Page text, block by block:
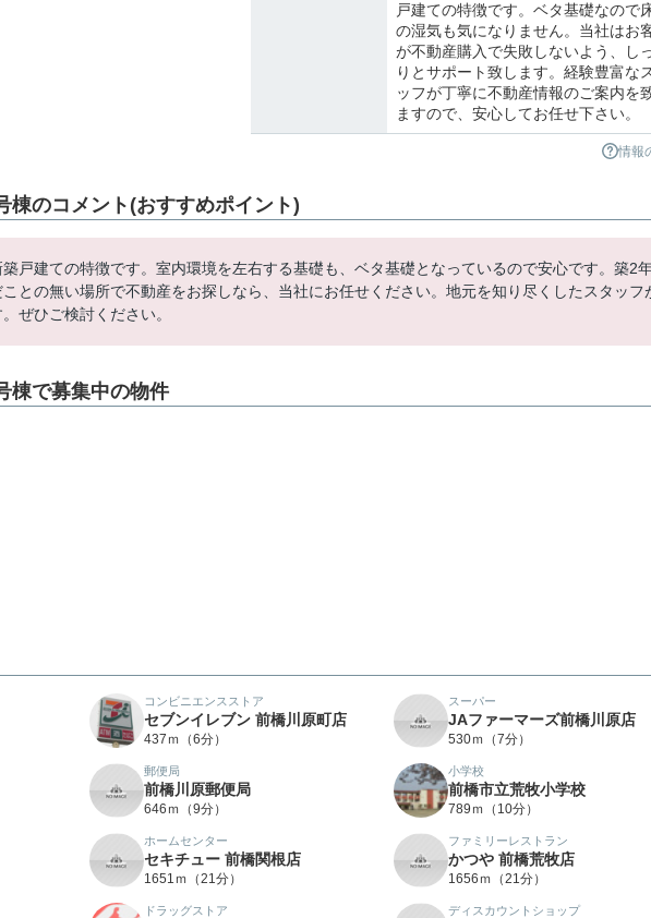
戸建ての特徴です。ベタ基礎なので
の湿気も気になりません。当社はお
が不動産購入で失敗しないよう、し
りとサポート致します。経験豊富な
ッフが丁寧に不動産情報のご案内を
ますので、安心してお任せ下さい。
情報
のコメント(おすすめポイント)
戸建ての特徴です。室内環境を左右する基礎も、ベタ基礎となっているので安心です。築2
との無い場所で不動産をお探しなら、当社にお任せください。地元を知り尽くしたスタッフ
ぜひご検討ください。
で募集中の物件
コンビニエンスストア
セブンイレブン 前橋川原町店
437ｍ（6分）
スーパー
JAファーマーズ前橋川原店
530ｍ（7分）
郵便局
前橋川原郵便局
646ｍ（9分）
小学校
前橋市立荒牧小学校
789ｍ（10分）
ホームセンター
セキチュー 前橋関根店
1651ｍ（21分）
ファミリーレストラン
かつや 前橋荒牧店
1656ｍ（21分）
ドラッグストア ディスカウントショップ